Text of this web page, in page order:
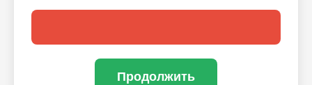
Продолжить